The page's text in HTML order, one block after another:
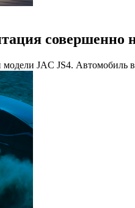
совершенно
JAC JS4. Автомобиль